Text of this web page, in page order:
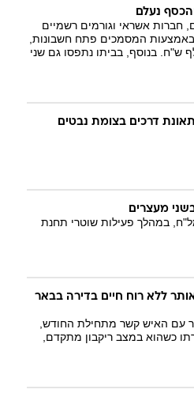
נעלם
חברות אשראי וגורמים רשמיים
באמצעות המסמכים פתח חשבונות,
ומשך כספים בהיקף של כ־540 אלף ש"ח. בנוסף, בביתו נתפסו גם שני
מעצרים
במהלך פעילות שוטרי תחנת
קשה ומזעזע במיוחד": נעדר בן 42 אותר ללא רוח חיים בדירה בבאר
עם האיש קשר מתחילת החודש,
כשהוא במצב ריקבון מתקדם,